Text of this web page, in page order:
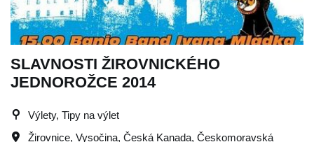
SLAVNOSTI ŽIROVNICKÉHO
JEDNOROŽCE 2014
Výlety, Tipy na výlet
Žirovnice, Vysočina, Česká Kanada, Českomoravská